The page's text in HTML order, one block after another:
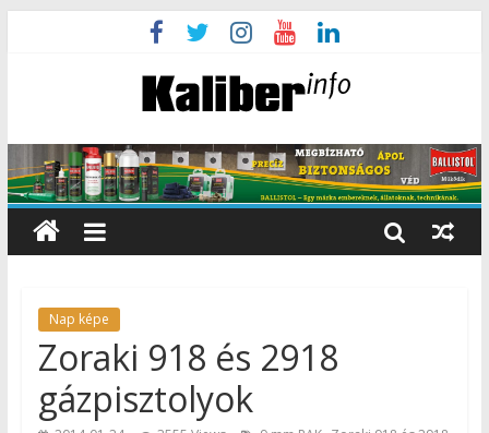
Nap képe
Zoraki 918 és 2918
gázpisztolyok